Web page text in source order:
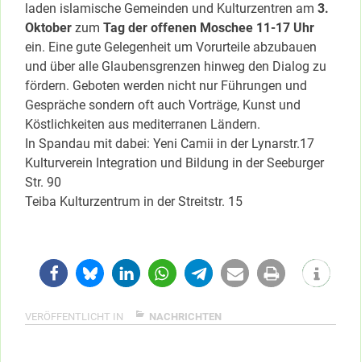
laden islamische Gemeinden und Kulturzentren am 3.
Oktober zum Tag der offenen Moschee 11-17 Uhr
ein. Eine gute Gelegenheit um Vorurteile abzubauen
und über alle Glaubensgrenzen hinweg den Dialog zu
fördern. Geboten werden nicht nur Führungen und
Gespräche sondern oft auch Vorträge, Kunst und
Köstlichkeiten aus mediterranen Ländern.
In Spandau mit dabei: Yeni Camii in der Lynarstr.17
Kulturverein Integration und Bildung in der Seeburger
Str. 90
Teiba Kulturzentrum in der Streitstr. 15
VERÖFFENTLICHT IN NACHRICHTEN